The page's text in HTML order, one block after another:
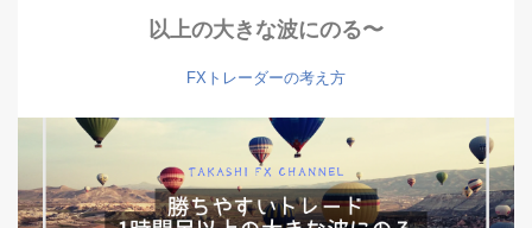
以上の大きな波にのる〜
FXトレーダーの考え方